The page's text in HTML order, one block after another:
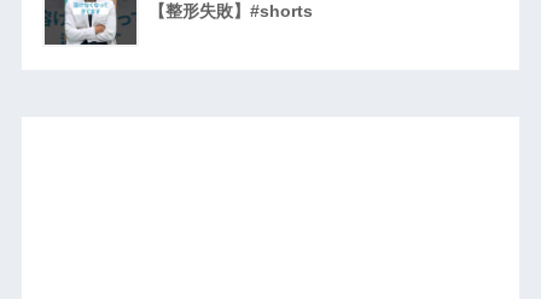
【整形失敗】#shorts